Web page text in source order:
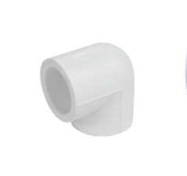
Radiatoare CONDOR
Accesorii radiatoare
Calorifere decorative
Boilere si Puffere